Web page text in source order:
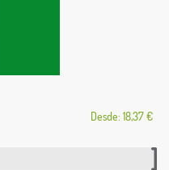
Desde: 18,37 €